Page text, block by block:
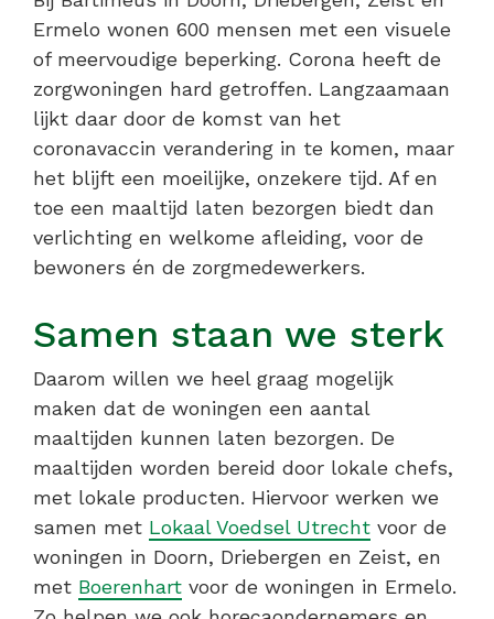
Ermelo wonen 600 mensen met een visuele
of meervoudige beperking. Corona heeft de
zorgwoningen hard getroffen. Langzaamaan
lijkt daar door de komst van het
coronavaccin verandering in te komen, maar
het blijft een moeilijke, onzekere tijd. Af en
toe een maaltijd laten bezorgen biedt dan
verlichting en welkome afleiding, voor de
bewoners én de zorgmedewerkers.
Samen staan we sterk
Daarom willen we heel graag mogelijk
maken dat de woningen een aantal
maaltijden kunnen laten bezorgen. De
maaltijden worden bereid door lokale chefs,
met lokale producten. Hiervoor werken we
samen met Lokaal Voedsel Utrecht voor de
woningen in Doorn, Driebergen en Zeist, en
met Boerenhart voor de woningen in Ermelo.